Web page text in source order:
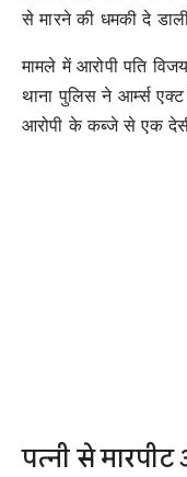
से मारने की धमकी दे
मामले में आरोपी पति
थाना पुलिस ने आर्म्स
आरोपी के कब्जे से एक
पत्नी से